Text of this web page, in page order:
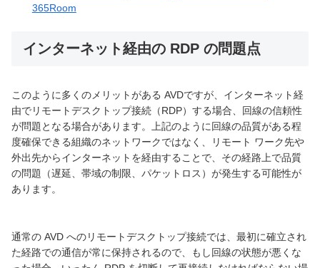
365Room
インターネット経由の RDP の問題点
このように多くのメリットがある AVDですが、インターネット経
由でリモートデスクトップ接続（RDP）する場合、回線の信頼性
が問題となる場合があります。上記のように回線の品質がある程
度確保できる組織のネットワークではなく、リモート ワーク先や
外出先からインターネットを経由することで、その経路上で品質
の問題（遅延、帯域の制限、パケットロス）が発生する可能性が
あります。
通常の AVD へのリモートデスクトップ接続では、最初に確立され
た経路での通信が常に保持されるので、もし回線の状態が悪くな